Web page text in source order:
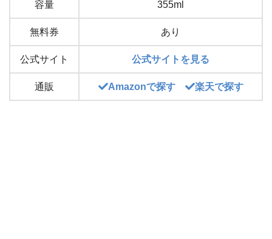
容量 355ml
無料券 あり
公式サイト 公式サイトを見る
通販 Amazonで探す 楽天で探す